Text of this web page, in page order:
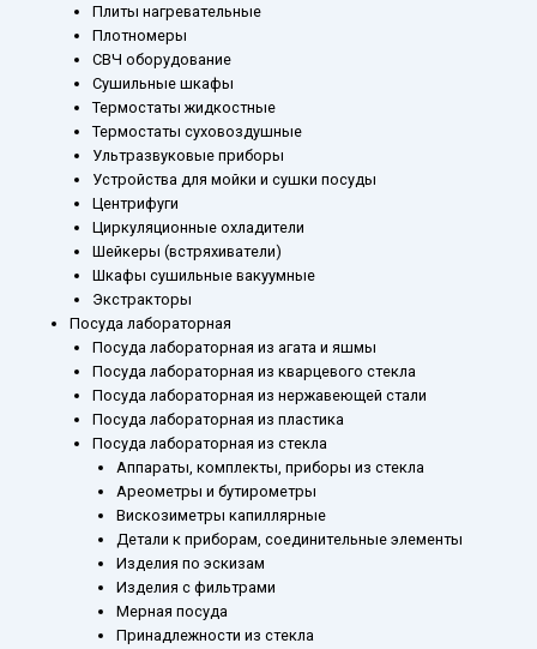
Плиты нагревательные
Плотномеры
СВЧ оборудование
Сушильные шкафы
Термостаты жидкостные
Термостаты суховоздушные
Ультразвуковые приборы
Устройства для мойки и сушки посуды
Центрифуги
Циркуляционные охладители
Шейкеры (встряхиватели)
Шкафы сушильные вакуумные
Экстракторы
Посуда лабораторная
Посуда лабораторная из агата и яшмы
Посуда лабораторная из кварцевого стекла
Посуда лабораторная из нержавеющей стали
Посуда лабораторная из пластика
Посуда лабораторная из стекла
Аппараты, комплекты, приборы из стекла
Ареометры и бутирометры
Вискозиметры капиллярные
Детали к приборам, соединительные элементы
Изделия по эскизам
Изделия с фильтрами
Мерная посуда
Принадлежности из стекла